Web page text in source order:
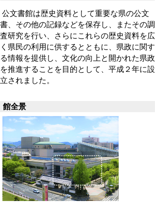
公文書館は歴史資料として重要な県の公文
書、その他の記録などを保存し、またその調
査研究を行い、さらにこれらの歴史資料を広
く県民の利用に供するとともに、県政に関す
る情報を提供し、文化の向上と開かれた県政
を推進することを目的として、平成２年に設
立されました。
館全景